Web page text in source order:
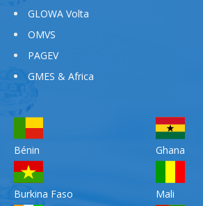
GLOWA Volta
OMVS
PAGEV
GMES & Africa
Bénin
Burkina Faso
Ghana
Mali